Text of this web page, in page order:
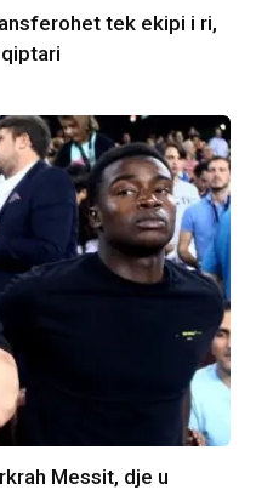
tek ekipi i ri,
Messit, dje u